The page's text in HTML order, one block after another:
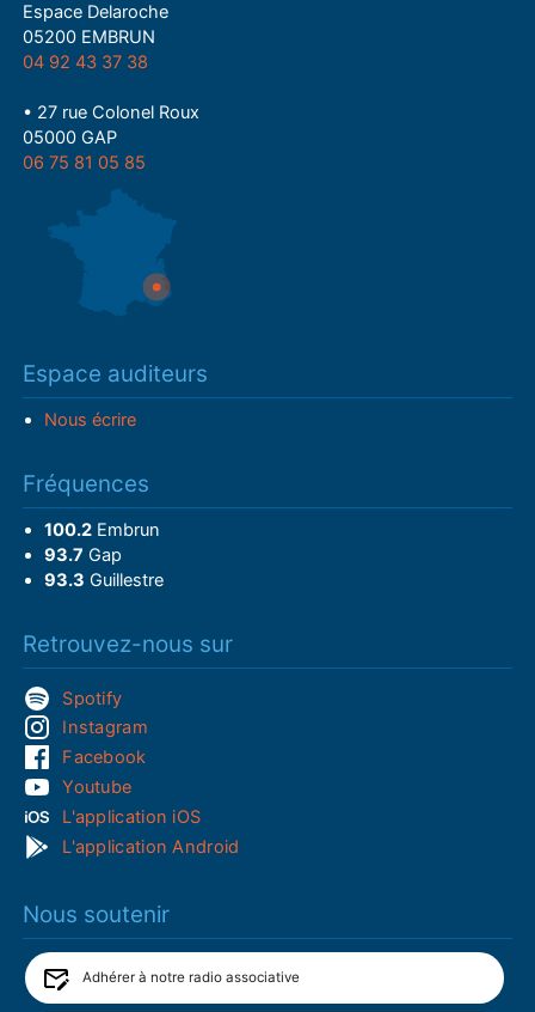
Espace Delaroche
05200 EMBRUN
04 92 43 37 38
• 27 rue Colonel Roux
05000 GAP
06 75 81 05 85
Espace auditeurs
Nous écrire
Fréquences
100.2Embrun
93.7 Gap
93.3 Guillestre
Retrouvez-nous sur
Spotify
Instagram
Facebook
Youtube
L'application iOS
L'application Android
Nous soutenir
Adhérer à notre radio associative